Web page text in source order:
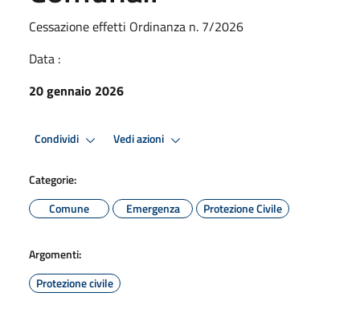
Cessazione effetti Ordinanza n. 7/2026
Data :
20 gennaio 2026
Condividi Vedi azioni
Categorie:
Comune
Emergenza Protezione Civile
Argomenti:
Protezione civile